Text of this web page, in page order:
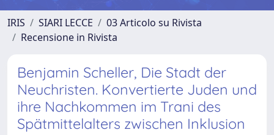
IRIS SIARI LECCE
03 Articolo su Rivista
Recensione in Rivista
Benjamin Scheller, Die Stadt der
Neuchristen. Konvertierte Juden und
ihre Nachkommen im Trani des
Spätmittelalters zwischen Inklusion